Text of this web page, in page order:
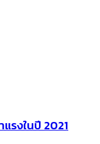
รงในปี 2021